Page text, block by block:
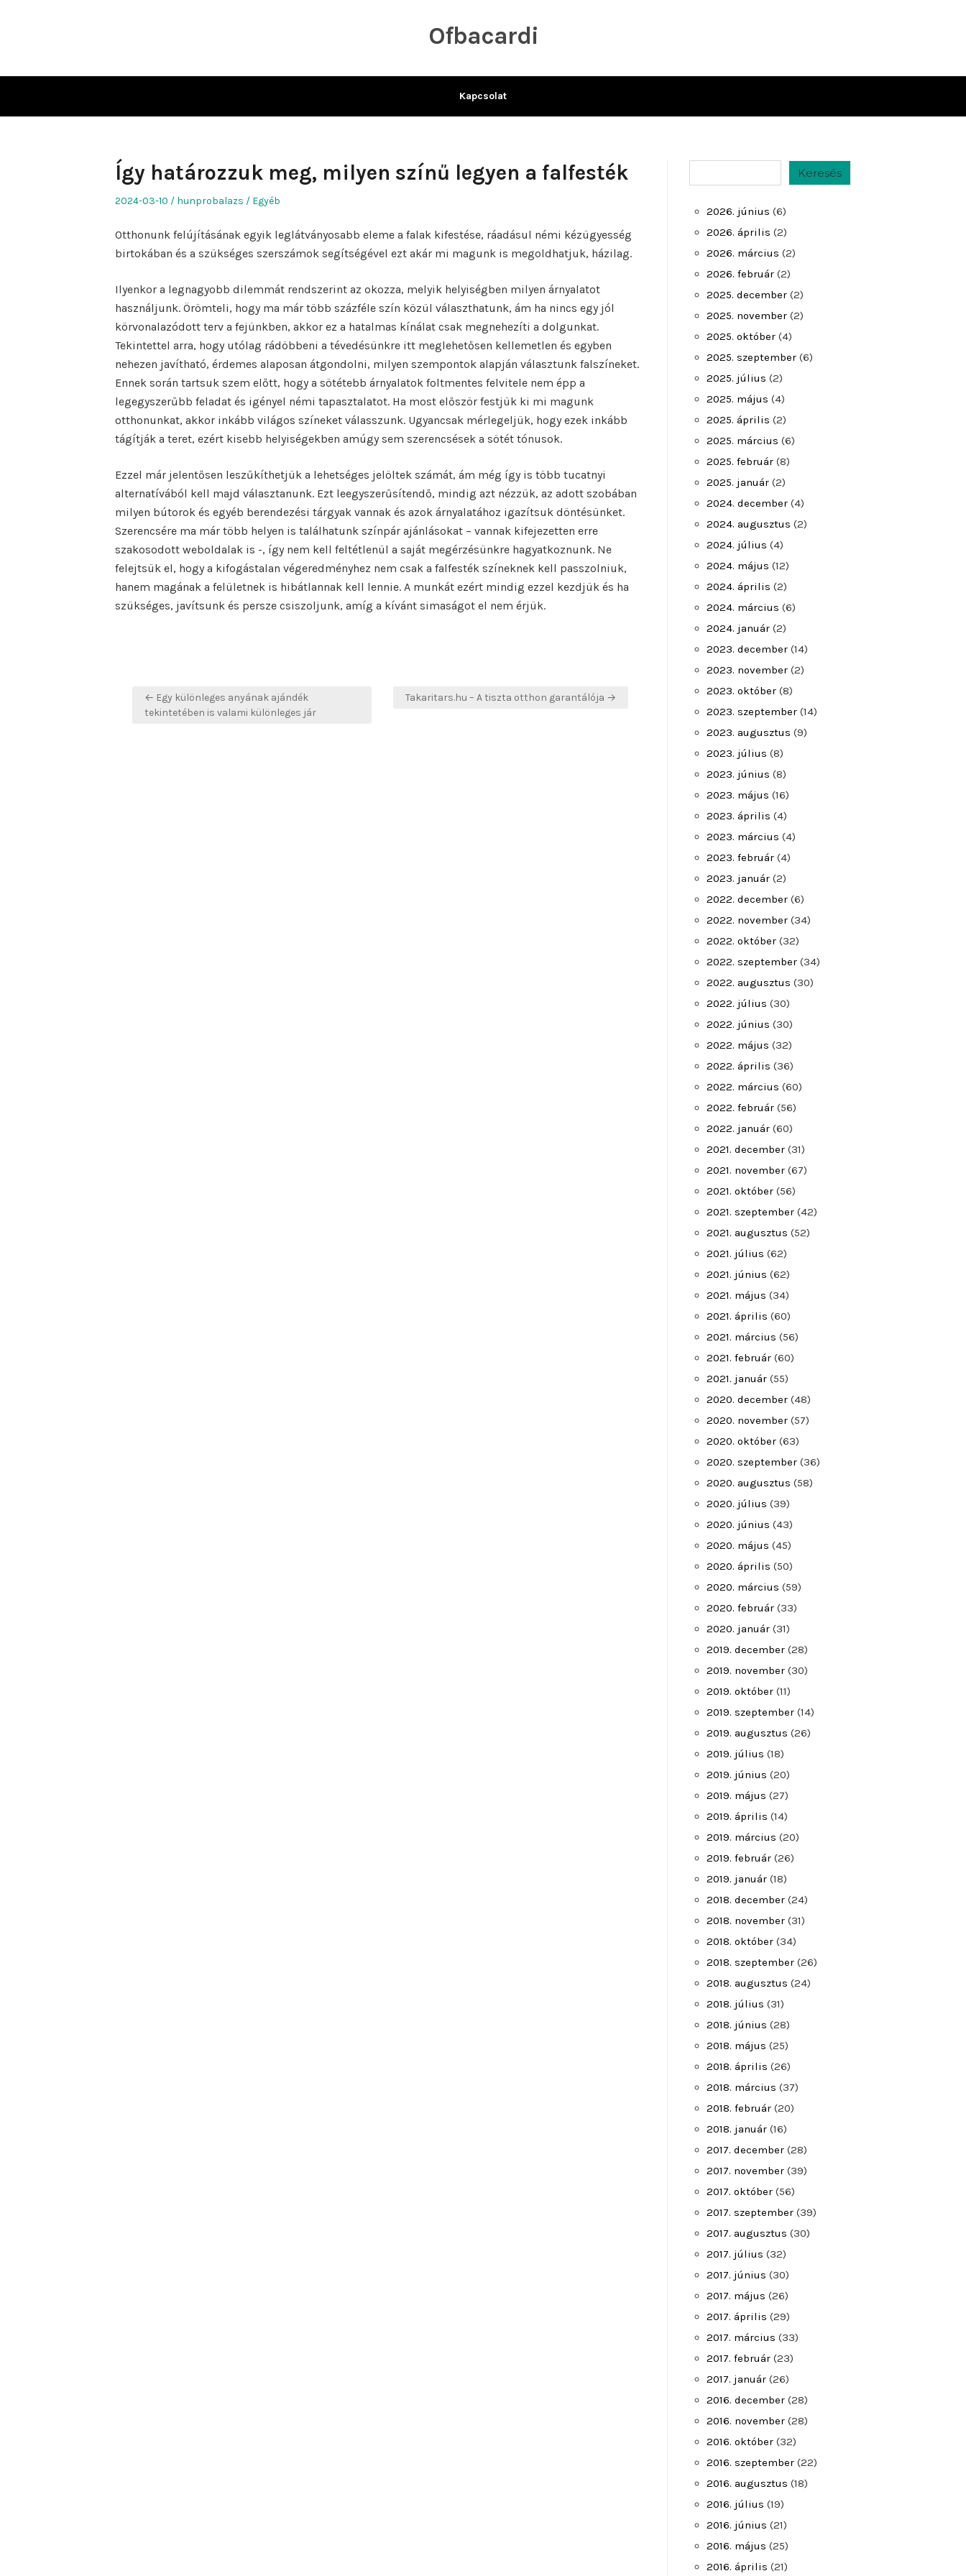
Ofbacardi
Kapcsolat
Így határozzuk meg, milyen színű legyen a falfesték
Posted
2024-03-10 Author
hunprobalazs
Posted
Egyéb
Otthonunk felújításának egyik leglátványosabb eleme a falak kifestése, ráadásul némi kézügyesség
birtokában és a szükséges szerszámok segítségével ezt akár mi magunk is megoldhatjuk, házilag.
Ilyenkor a legnagyobb dilemmát rendszerint az okozza, melyik helyiségben milyen árnyalatot
használjunk. Örömteli, hogy ma már több százféle szín közül választhatunk, ám ha nincs egy jól
körvonalazódott terv a fejünkben, akkor ez a hatalmas kínálat csak megnehezíti a dolgunkat.
Tekintettel arra, hogy utólag rádöbbeni a tévedésünkre itt meglehetősen kellemetlen és egyben
nehezen javítható, érdemes alaposan átgondolni, milyen szempontok alapján választunk falszíneket.
Ennek során tartsuk szem előtt, hogy a sötétebb árnyalatok foltmentes felvitele nem épp a
legegyszerűbb feladat és igényel némi tapasztalatot. Ha most először festjük ki mi magunk
otthonunkat, akkor inkább világos színeket válasszunk. Ugyancsak mérlegeljük, hogy ezek inkább
tágítják a teret, ezért kisebb helyiségekben amúgy sem szerencsések a sötét tónusok.
Ezzel már jelentősen leszűkíthetjük a lehetséges jelöltek számát, ám még így is több tucatnyi
alternatívából kell majd választanunk. Ezt leegyszerűsítendő, mindig azt nézzük, az adott szobában
milyen bútorok és egyéb berendezési tárgyak vannak és azok árnyalatához igazítsuk döntésünket.
Szerencsére ma már több helyen is találhatunk színpár ajánlásokat – vannak kifejezetten erre
szakosodott weboldalak is -, így nem kell feltétlenül a saját megérzésünkre hagyatkoznunk. Ne
felejtsük el, hogy a kifogástalan végeredményhez nem csak a falfesték színeknek kell passzolniuk,
hanem magának a felületnek is hibátlannak kell lennie. A munkát ezért mindig ezzel kezdjük és ha
szükséges, javítsunk és persze csiszoljunk, amíg a kívánt simaságot el nem érjük.
Bejegyzés
navigáció
← Egy különleges anyának ajándék
tekintetében is valami különleges jár
Takaritars.hu – A tiszta otthon garantálója →
Keresés
2026. június (6)
2026. április (2)
2026. március (2)
2026. február (2)
2025. december (2)
2025. november (2)
2025. október (4)
2025. szeptember (6)
2025. július (2)
2025. május (4)
2025. április (2)
2025. március (6)
2025. február (8)
2025. január (2)
2024. december (4)
2024. augusztus (2)
2024. július (4)
2024. május (12)
2024. április (2)
2024. március (6)
2024. január (2)
2023. december (14)
2023. november (2)
2023. október (8)
2023. szeptember (14)
2023. augusztus (9)
2023. július (8)
2023. június (8)
2023. május (16)
2023. április (4)
2023. március (4)
2023. február (4)
2023. január (2)
2022. december (6)
2022. november (34)
2022. október (32)
2022. szeptember (34)
2022. augusztus (30)
2022. július (30)
2022. június (30)
2022. május (32)
2022. április (36)
2022. március (60)
2022. február (56)
2022. január (60)
2021. december (31)
2021. november (67)
2021. október (56)
2021. szeptember (42)
2021. augusztus (52)
2021. július (62)
2021. június (62)
2021. május (34)
2021. április (60)
2021. március (56)
2021. február (60)
2021. január (55)
2020. december (48)
2020. november (57)
2020. október (63)
2020. szeptember (36)
2020. augusztus (58)
2020. július (39)
2020. június (43)
2020. május (45)
2020. április (50)
2020. március (59)
2020. február (33)
2020. január (31)
2019. december (28)
2019. november (30)
2019. október (11)
2019. szeptember (14)
2019. augusztus (26)
2019. július (18)
2019. június (20)
2019. május (27)
2019. április (14)
2019. március (20)
2019. február (26)
2019. január (18)
2018. december (24)
2018. november (31)
2018. október (34)
2018. szeptember (26)
2018. augusztus (24)
2018. július (31)
2018. június (28)
2018. május (25)
2018. április (26)
2018. március (37)
2018. február (20)
2018. január (16)
2017. december (28)
2017. november (39)
2017. október (56)
2017. szeptember (39)
2017. augusztus (30)
2017. július (32)
2017. június (30)
2017. május (26)
2017. április (29)
2017. március (33)
2017. február (23)
2017. január (26)
2016. december (28)
2016. november (28)
2016. október (32)
2016. szeptember (22)
2016. augusztus (18)
2016. július (19)
2016. június (21)
2016. május (25)
2016. április (21)